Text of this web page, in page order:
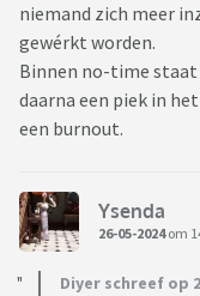
niemand zich meer
gewérkt worden.
Binnen no-time
daarna een piek in
een burnout.
Ysenda
26-05-2024om
Diyer schreef op